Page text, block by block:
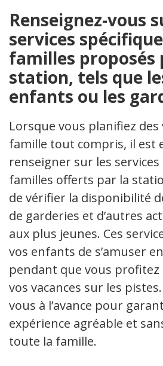
Renseignez-vous
services
familles proposés
station, tels que
enfants ou les
Lorsque vous planifiez des
famille tout compris, il est
renseigner sur les
familles offerts par la
de vérifier la disponibilité
de garderies et d’autres
aux plus jeunes. Ces
vos enfants de s’amuser
pendant que vous
vos vacances sur les
vous à l’avance pour
expérience agréable et
toute la famille.